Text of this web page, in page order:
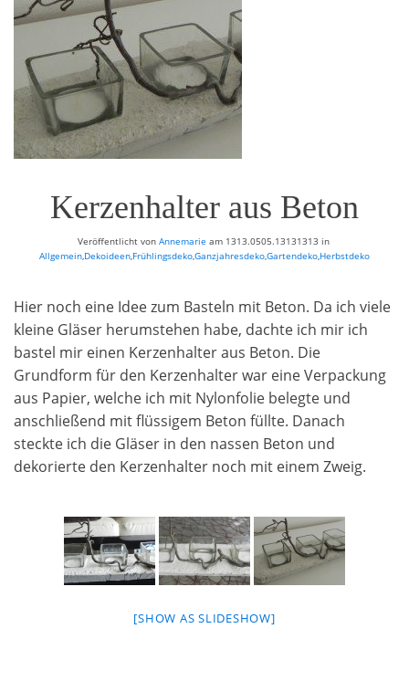
Kerzenhalter aus Beton
Veröffentlicht von Annemarie am 1313.0505.13131313 in
Allgemein,Dekoideen,Frühlingsdeko,Ganzjahresdeko,Gartendeko,Herbstdeko
Hier noch eine Idee zum Basteln mit Beton. Da ich viele
kleine Gläser herumstehen habe, dachte ich mir ich
bastel mir einen Kerzenhalter aus Beton. Die
Grundform für den Kerzenhalter war eine Verpackung
aus Papier, welche ich mit Nylonfolie belegte und
anschließend mit flüssigem Beton füllte. Danach
steckte ich die Gläser in den nassen Beton und
dekorierte den Kerzenhalter noch mit einem Zweig.
[SHOW AS SLIDESHOW]